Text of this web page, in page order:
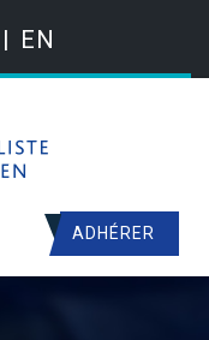
EN
ADHÉRER